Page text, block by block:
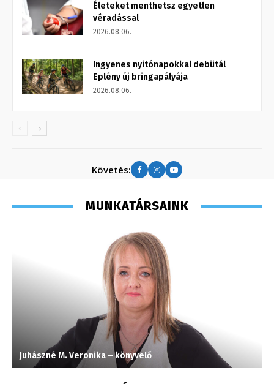
Életeket menthetsz egyetlen
véradással
2026.08.06.
Ingyenes nyitónapokkal debütál
Eplény új bringapályája
2026.08.06.
Követés:
MUNKATÁRSAINK
Juhászné M. Veronika – könyvelő